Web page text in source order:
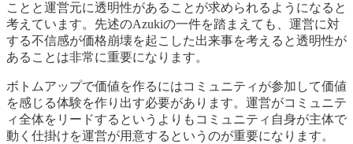
ことと運営元に透明性があることが求められるようになると
考えています。先述のAzukiの一件を踏まえても、運営に対
する不信感が価格崩壊を起こした出来事を考えると透明性が
あることは非常に重要になります。
ボトムアップで価値を作るにはコミュニティが参加して価値
を感じる体験を作り出す必要があります。運営がコミュニテ
ィ全体をリードするというよりもコミュニティ自身が主体で
動く仕掛けを運営が用意するというのが重要になります。